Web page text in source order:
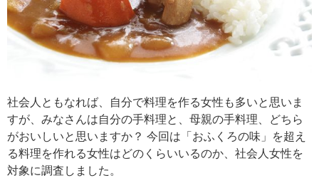
社会人ともなれば、自分で料理を作る女性も多いと思いま
すが、みなさんは自分の手料理と、母親の手料理、どちら
がおいしいと思いますか？ 今回は「おふくろの味」を超え
る料理を作れる女性はどのくらいいるのか、社会人女性を
対象に調査しました。